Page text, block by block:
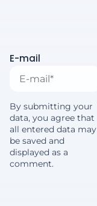
E-mail
By submitting your
data, you agree that
all entered data may
be saved and
displayed as a
comment.